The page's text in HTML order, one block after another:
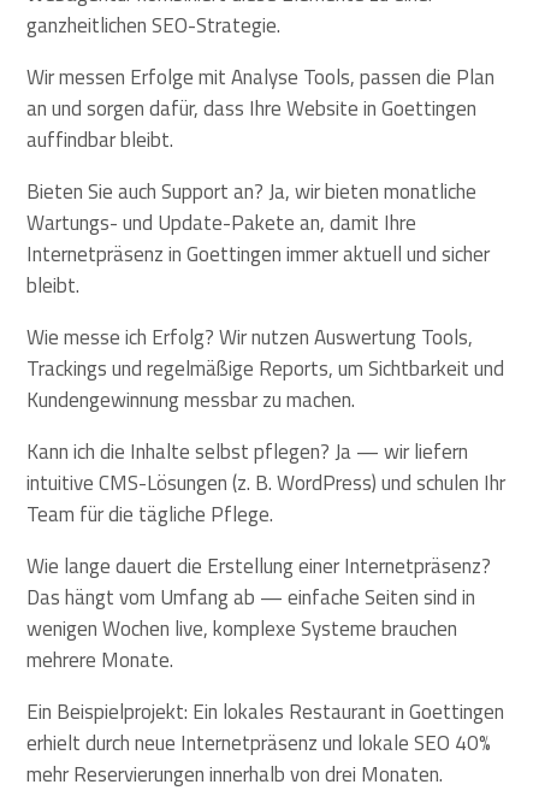
ganzheitlichen SEO-Strategie.
Wir messen Erfolge mit Analyse Tools, passen die Plan
an und sorgen dafür, dass Ihre Website in Goettingen
auffindbar bleibt.
Bieten Sie auch Support an? Ja, wir bieten monatliche
Wartungs- und Update-Pakete an, damit Ihre
Internetpräsenz in Goettingen immer aktuell und sicher
bleibt.
Wie messe ich Erfolg? Wir nutzen Auswertung Tools,
Trackings und regelmäßige Reports, um Sichtbarkeit und
Kundengewinnung messbar zu machen.
Kann ich die Inhalte selbst pflegen? Ja — wir liefern
intuitive CMS-Lösungen (z. B. WordPress) und schulen Ihr
Team für die tägliche Pflege.
Wie lange dauert die Erstellung einer Internetpräsenz?
Das hängt vom Umfang ab — einfache Seiten sind in
wenigen Wochen live, komplexe Systeme brauchen
mehrere Monate.
Ein Beispielprojekt: Ein lokales Restaurant in Goettingen
erhielt durch neue Internetpräsenz und lokale SEO 40%
mehr Reservierungen innerhalb von drei Monaten.